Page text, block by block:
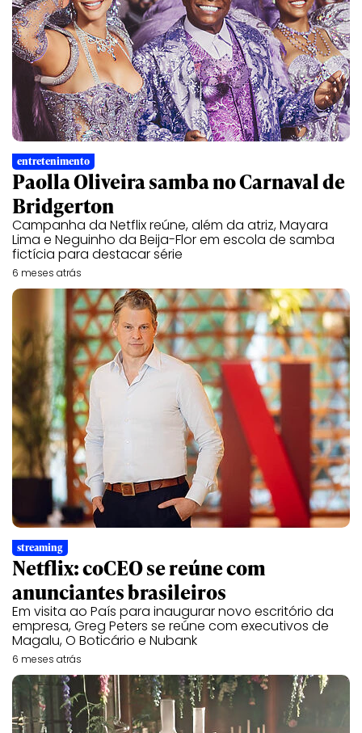
entretenimento
Paolla Oliveira samba no Carnaval de
Bridgerton
Campanha da Netflix reúne, além da atriz, Mayara
Lima e Neguinho da Beija-Flor em escola de samba
fictícia para destacar série
6 meses atrás
streaming
Netflix: coCEO se reúne com
anunciantes brasileiros
Em visita ao País para inaugurar novo escritório da
empresa, Greg Peters se reúne com executivos de
Magalu, O Boticário e Nubank
6 meses atrás